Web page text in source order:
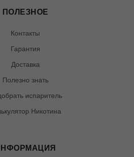
ПОЛЕЗНОЕ
Контакты
Гарантия
Доставка
Полезно знать
испаритель
Никотина